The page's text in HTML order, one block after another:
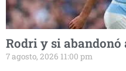
Rodri y si
7 agosto, 2026 11:00 pm